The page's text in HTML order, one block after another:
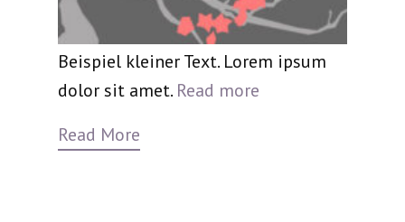
Beispiel kleiner Text. Lorem ipsum
dolor sit amet. Read more
Read More